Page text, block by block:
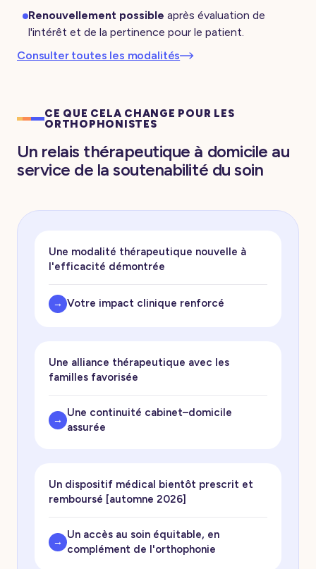
Renouvellement possible après évaluation de
l'intérêt et de la pertinence pour le patient.
Consulter toutes les modalités
CE QUE CELA CHANGE POUR LES
ORTHOPHONISTES
Un relais thérapeutique à domicile au
service de la soutenabilité du soin
Une modalité thérapeutique nouvelle à
l'efficacité démontrée
→ Votre impact clinique renforcé
Une alliance thérapeutique avec les
familles favorisée
→
Une continuité cabinet–domicile
assurée
Un dispositif médical bientôt prescrit et
remboursé [automne 2026]
→
Un accès au soin équitable, en
complément de l'orthophonie